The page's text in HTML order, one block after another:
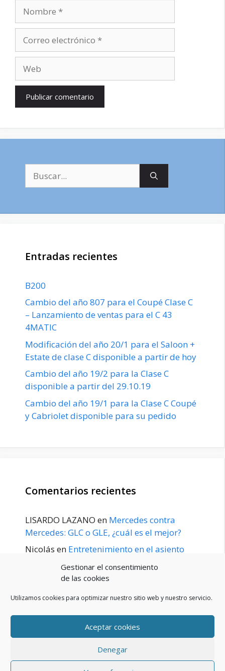
Gestionar el consentimiento
de las cookies
Utilizamos cookies para optimizar nuestro sitio web y nuestro servicio.
Aceptar cookies
Denegar
electrónico
Entradas recientes
B200
Cambio del año 807 para el Coupé Clase C
– Lanzamiento de ventas para el C 43
4MATIC
Modificación del año 20/1 para el Saloon +
Estate de clase C disponible a partir de hoy
Cambio del año 19/2 para la Clase C
disponible a partir del 29.10.19
Cambio del año 19/1 para la Clase C Coupé
y Cabriolet disponible para su pedido
Comentarios recientes
LISARDO LAZANO en Mercedes contra
Mercedes: GLC o GLE, ¿cuál es el mejor?
Nicolás en Entretenimiento en el asiento
trasero para el GLE / GLS disponible a
principios de 2020
POLÍTICA DE PRIVACIDAD
Política de cookies (UE)